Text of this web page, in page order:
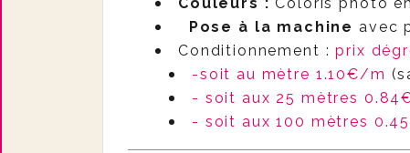
Pose à la machine avec
Conditionnement :prix
-soit au mètre 1.10€/m
- soit aux 25 mètres
- soit aux 100 mètres